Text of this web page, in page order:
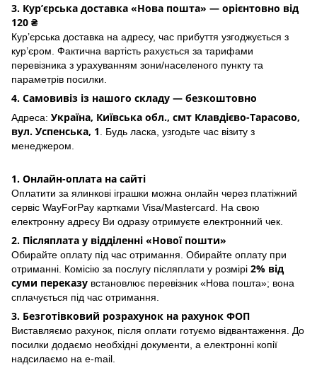
3. Кур’єрська доставка «Нова пошта» — орієнтовно від
120 ₴
Кур’єрська доставка на адресу, час прибуття узгоджується з
кур’єром. Фактична вартість рахується за тарифами
перевізника з урахуванням зони/населеного пункту та
параметрів посилки.
4. Самовивіз із нашого складу — безкоштовно
Адреса: Україна, Київська обл., смт Клавдієво-Тарасово,
вул. Успенська, 1
. Будь ласка, узгодьте час візиту з
менеджером.
1. Онлайн-оплата на сайті
Оплатити за ялинкові іграшки можна онлайн через платіжний
сервіс WayForPay картками Visa/Mastercard. На свою
електронну адресу Ви одразу отримуєте електронний чек.
2. Післяплата у відділенні «Нової пошти»
Обирайте оплату під час отримання. Обирайте оплату при
отриманні. Комісію за послугу післяплати у розмірі 2% від
суми переказу встановлює перевізник «Нова пошта»; вона
сплачується під час отримання.
3. Безготівковий розрахунок на рахунок ФОП
Виставляємо рахунок, після оплати готуємо відвантаження. До
посилки додаємо необхідні документи, а електронні копії
надсилаємо на e-mail.